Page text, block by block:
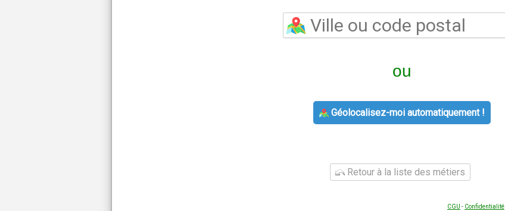
ou
Géolocalisez-moi automatiquement !
Retour à la liste des métiers
CGU - Confidentialité